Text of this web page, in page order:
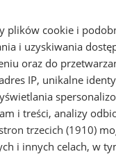
plików cookie i
i uzyskiwania
oraz do
IP, unikalne
i treści, analizy
trzecich (1910)
i innych celach, w